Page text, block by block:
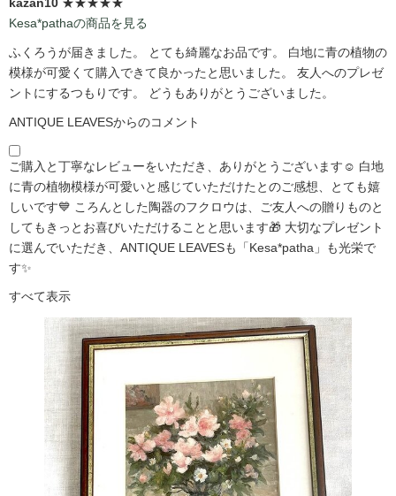
Kesa*pathaの商品を見る
ふくろうが届きました。 とても綺麗なお品です。 白地に青の植物の
模様が可愛くて購入できて良かったと思いました。 友人へのプレゼ
ントにするつもりです。 どうもありがとうございました。
ANTIQUE LEAVESからのコメント
ご購入と丁寧なレビューをいただき、ありがとうございます☺️ 白地
に青の植物模様が可愛いと感じていただけたとのご感想、とても嬉
しいです💙 ころんとした陶器のフクロウは、ご友人への贈りものと
してもきっとお喜びいただけることと思います🎁 大切なプレゼント
に選んでいただき、ANTIQUE LEAVESも「Kesa*patha」も光栄で
す✨
すべて表示